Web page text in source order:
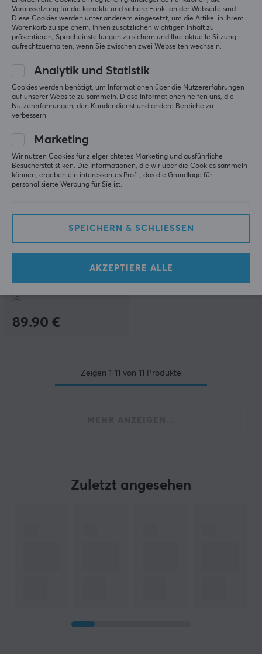
Varmilo
Ariel Glas Mauspad XL
89.90 €
Varmilo
Schwarzes Glas
Mauspad XL
89.90 €
Weißes Glas Mauspad
XL
(3)
89.90 €
Zeigen 1-11 von 11 Produkte
Zuletzt angesehen
Voraussetzung für die korrekte und sichere Funktion der Webseite sind.
Diese Cookies werden unter anderem eingesetzt, um die Artikel in Ihrem
Warenkorb zu speichern, Ihnen zusätzlichen wichtigen Inhalt zu
präsentieren, Spracheinstellungen zu sichern und Ihre aktuelle Sitzung
aufrechtzuerhalten, wenn Sie zwischen zwei Webseiten wechseln.
Analytik und Statistik
Cookies werden benötigt, um Informationen über die Nutzererfahrungen
auf unserer Website zu sammeln. Diese Informationen helfen uns, die
Nutzererfahrungen, den Kundendienst und andere Bereiche zu
verbessern.
Marketing
Wir nutzen Cookies für zielgerichtetes Marketing und ausführliche
Besucherstatistiken. Die Informationen, die wir über die Cookies sammeln
können, ergeben ein interessantes Profil, das die Grundlage für
personalisierte Werbung für Sie ist.
SPEICHERN & SCHLIESSEN
AKZEPTIERE ALLE